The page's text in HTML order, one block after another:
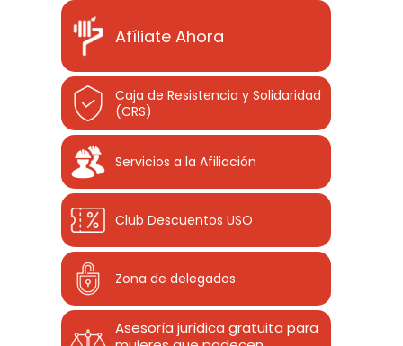
Afíliate Ahora
Caja de Resistencia y Solidaridad
(CRS)
Servicios a la Afiliación
Club Descuentos USO
Zona de delegados
Asesoría jurídica gratuita para